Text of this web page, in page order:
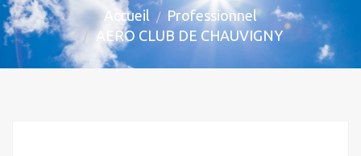
Accueil
Professionnel
AERO CLUB DE CHAUVIGNY